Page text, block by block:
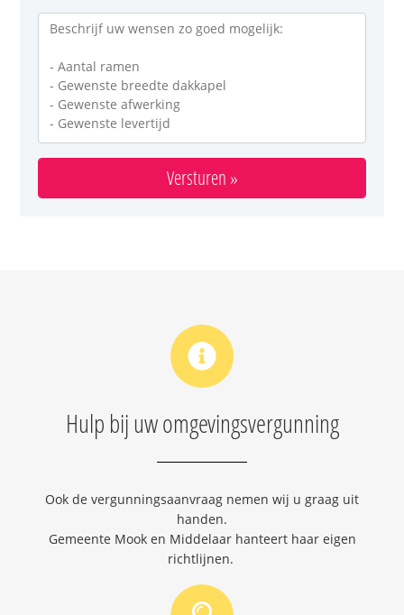
Hulp bij uw omgevingsvergunning
Ook de vergunningsaanvraag nemen wij u graag uit
handen.
Gemeente Mook en Middelaar hanteert haar eigen
richtlijnen.